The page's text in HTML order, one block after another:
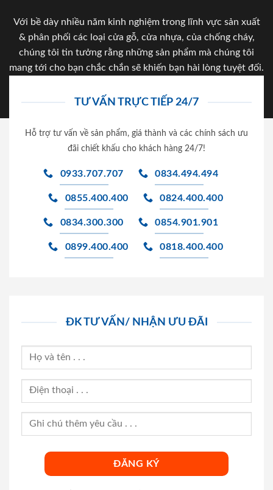
Với bề dày nhiều năm kinh nghiệm trong lĩnh vực sản xuất
& phân phối các loại cửa gỗ, cửa nhựa, của chống cháy,
chúng tôi tin tưởng rằng những sản phẩm mà chúng tôi
mang tới cho bạn chắc chắn sẽ khiến bạn hài lòng tuyệt đối.
TƯ VẤN TRỰC TIẾP 24/7
Hỗ trợ tư vấn về sản phẩm, giá thành và các chính sách ưu
đãi chiết khấu cho khách hàng 24/7!
0933.707.707 0834.494.494
0855.400.400 0824.400.400
0834.300.300 0854.901.901
0899.400.400 0818.400.400
ĐK TƯ VẤN/ NHẬN ƯU ĐÃI